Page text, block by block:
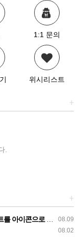
1:1 문의
위시리스트
+
.
+
08.09
으로 만드는 순서
08.02